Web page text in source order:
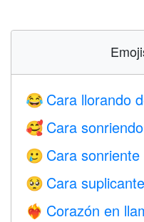
😂 Cara llorando
🥰 Cara
🥲 Cara
🥺 Cara suplicante
❤️‍🔥 Corazón en